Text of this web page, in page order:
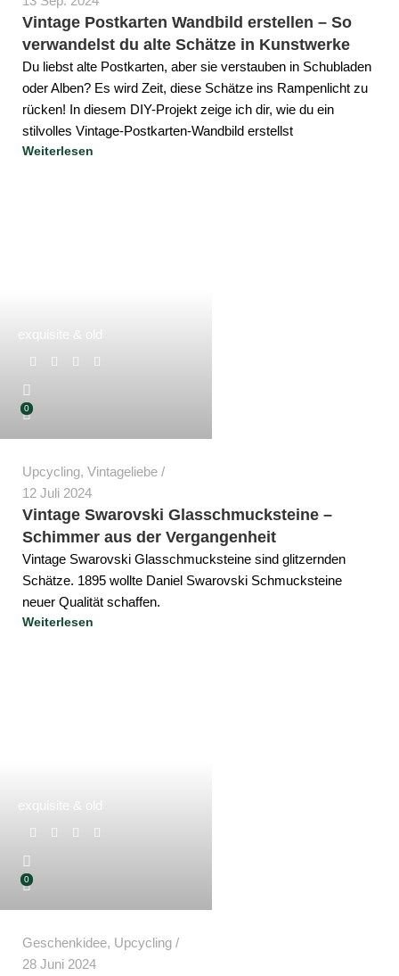
Vintage Postkarten Wandbild erstellen – So
verwandelst du alte Schätze in Kunstwerke
Du liebst alte Postkarten, aber sie verstauben in Schubladen
oder Alben? Es wird Zeit, diese Schätze ins Rampenlicht zu
rücken! In diesem DIY-Projekt zeige ich dir, wie du ein
stilvolles Vintage-Postkarten-Wandbild erstellst
Weiterlesen
0
Upcycling, Vintageliebe
12 Juli 2024
Vintage Swarovski Glasschmucksteine –
Schimmer aus der Vergangenheit
Vintage Swarovski Glasschmucksteine sind glitzernden
Schätze. 1895 wollte Daniel Swarovski Schmucksteine
neuer Qualität schaffen.
Weiterlesen
0
Geschenkidee, Upcycling
28 Juni 2024